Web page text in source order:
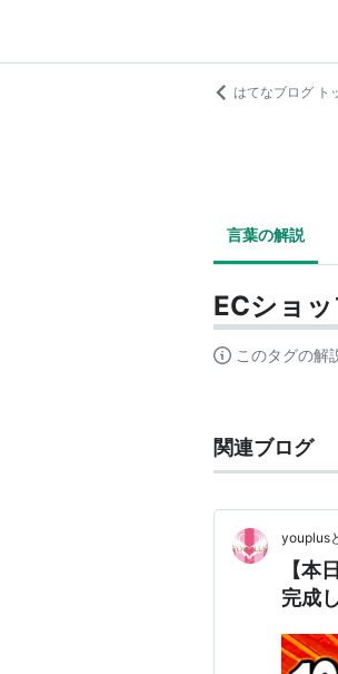
はてなブログ ト
言葉の解説
ECショ
このタグの解
関連ブログ
youplus
【本
完成